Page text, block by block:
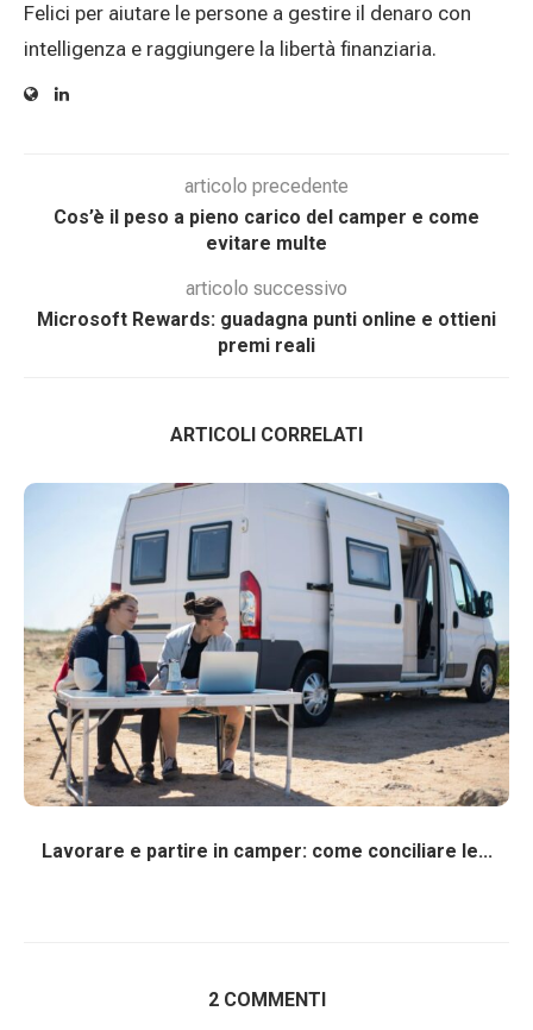
Felici per aiutare le persone a gestire il denaro con
intelligenza e raggiungere la libertà finanziaria.
articolo precedente
Cos’è il peso a pieno carico del camper e come
evitare multe
articolo successivo
Microsoft Rewards: guadagna punti online e ottieni
premi reali
ARTICOLI CORRELATI
Lavorare e partire in camper: come conciliare le...
2 COMMENTI